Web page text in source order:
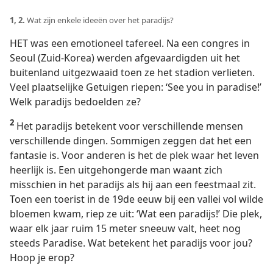
1, 2. Wat zijn enkele ideeën over het paradijs?
HET was een emotioneel tafereel. Na een congres in
Seoul (Zuid-Korea) werden afgevaardigden uit het
buitenland uitgezwaaid toen ze het stadion verlieten.
Veel plaatselijke Getuigen riepen: ‘See you in paradise!’
Welk paradijs bedoelden ze?
2 Het paradijs betekent voor verschillende mensen
verschillende dingen. Sommigen zeggen dat het een
fantasie is. Voor anderen is het de plek waar het leven
heerlijk is. Een uitgehongerde man waant zich
misschien in het paradijs als hij aan een feestmaal zit.
Toen een toerist in de 19de eeuw bij een vallei vol wilde
bloemen kwam, riep ze uit: ‘Wat een paradijs!’ Die plek,
waar elk jaar ruim 15 meter sneeuw valt, heet nog
steeds Paradise. Wat betekent het paradijs voor jou?
Hoop je erop?